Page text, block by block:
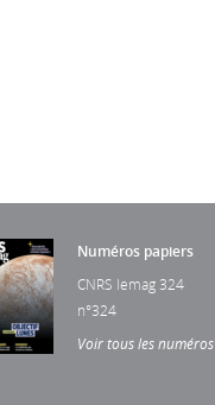
Numéros papiers
CNRS lemag 324
n°324
Voir tous les numéros